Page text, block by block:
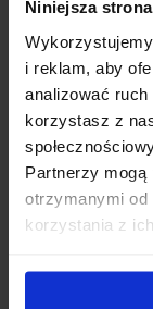
Niniejsza
i reklam, aby
analizować
korzystasz z
Partnerzy mogą
otrzymanymi od
korzystania z ich
Bagażnik
Uniwersalny
dachowych.